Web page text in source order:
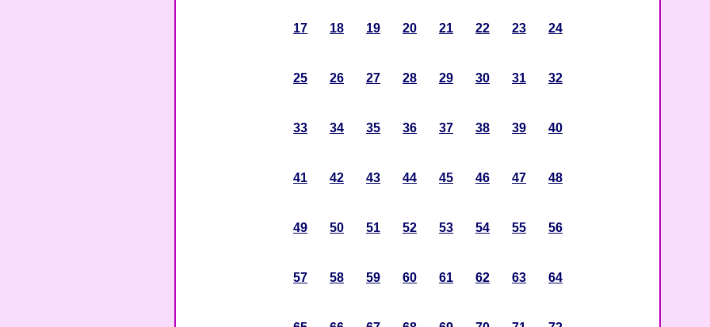
17 18 19 20 21 22 23 24
25 26 27 28 29 30 31 32
33 34 35 36 37 38 39 40
41 42 43 44 45 46 47 48
49 50 51 52 53 54 55 56
57 58 59 60 61 62 63 64